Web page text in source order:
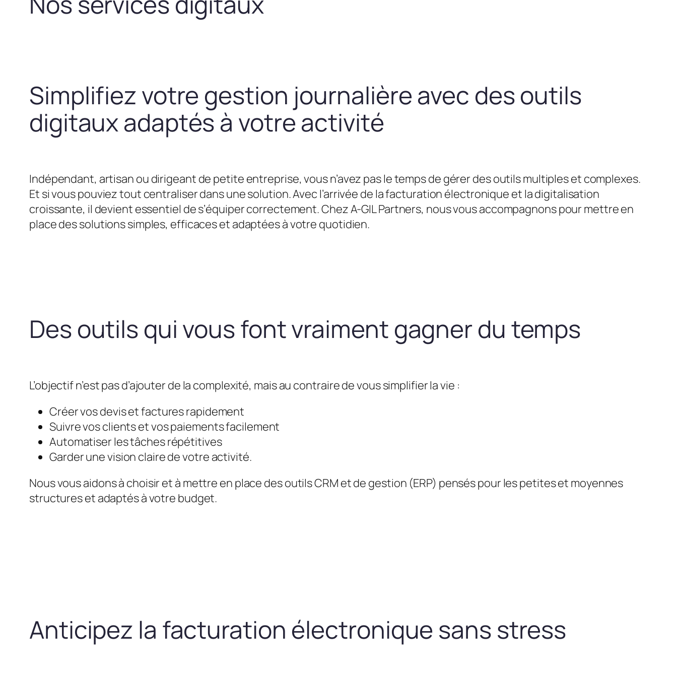
Simplifiez votre gestion journalière avec des outils
digitaux adaptés à votre activité
Indépendant, artisan ou dirigeant de petite entreprise, vous n’avez pas le temps de gérer des outils multiples et complexes.
Et si vous pouviez tout centraliser dans une solution. Avec l’arrivée de la facturation électronique et la digitalisation
croissante, il devient essentiel de s’équiper correctement. Chez A-GIL Partners, nous vous accompagnons pour mettre en
place des solutions simples, efficaces et adaptées à votre quotidien.
Des outils qui vous font vraiment gagner du temps
L’objectif n’est pas d’ajouter de la complexité, mais au contraire de vous simplifier la vie :
Créer vos devis et factures rapidement
Suivre vos clients et vos paiements facilement
Automatiser les tâches répétitives
Garder une vision claire de votre activité.
Nous vous aidons à choisir et à mettre en place des outils CRM et de gestion (ERP) pensés pour les petites et moyennes
structures et adaptés à votre budget.
Anticipez la facturation électronique sans stress